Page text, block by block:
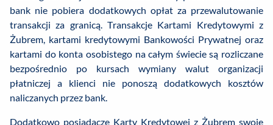
bank nie pobiera dodatkowych opłat za przewalutowanie
transakcji za granicą. Transakcje Kartami Kredytowymi z
Żubrem, kartami kredytowymi Bankowości Prywatnej oraz
kartami do konta osobistego na całym świecie są rozliczane
bezpośrednio po kursach wymiany walut organizacji
płatniczej a klienci nie ponoszą dodatkowych kosztów
naliczanych przez bank.
Dodatkowo posiadacze Karty Kredytowej z Żubrem swoje